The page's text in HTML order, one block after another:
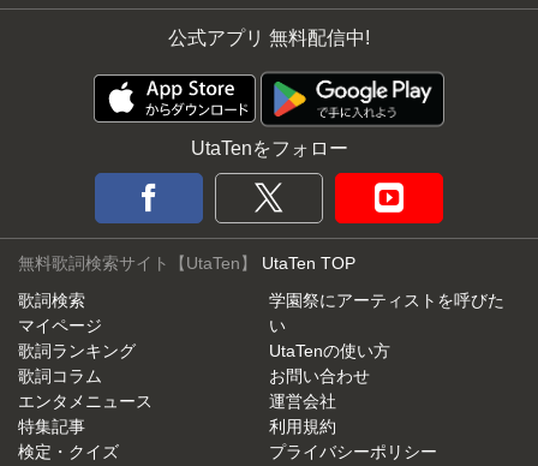
公式アプリ 無料配信中!
UtaTenをフォロー
無料歌詞検索サイト【UtaTen】 UtaTen TOP
歌詞検索
マイページ
歌詞ランキング
歌詞コラム
エンタメニュース
特集記事
検定・クイズ
学園祭にアーティストを呼びた
い
UtaTenの使い方
お問い合わせ
運営会社
利用規約
プライバシーポリシー